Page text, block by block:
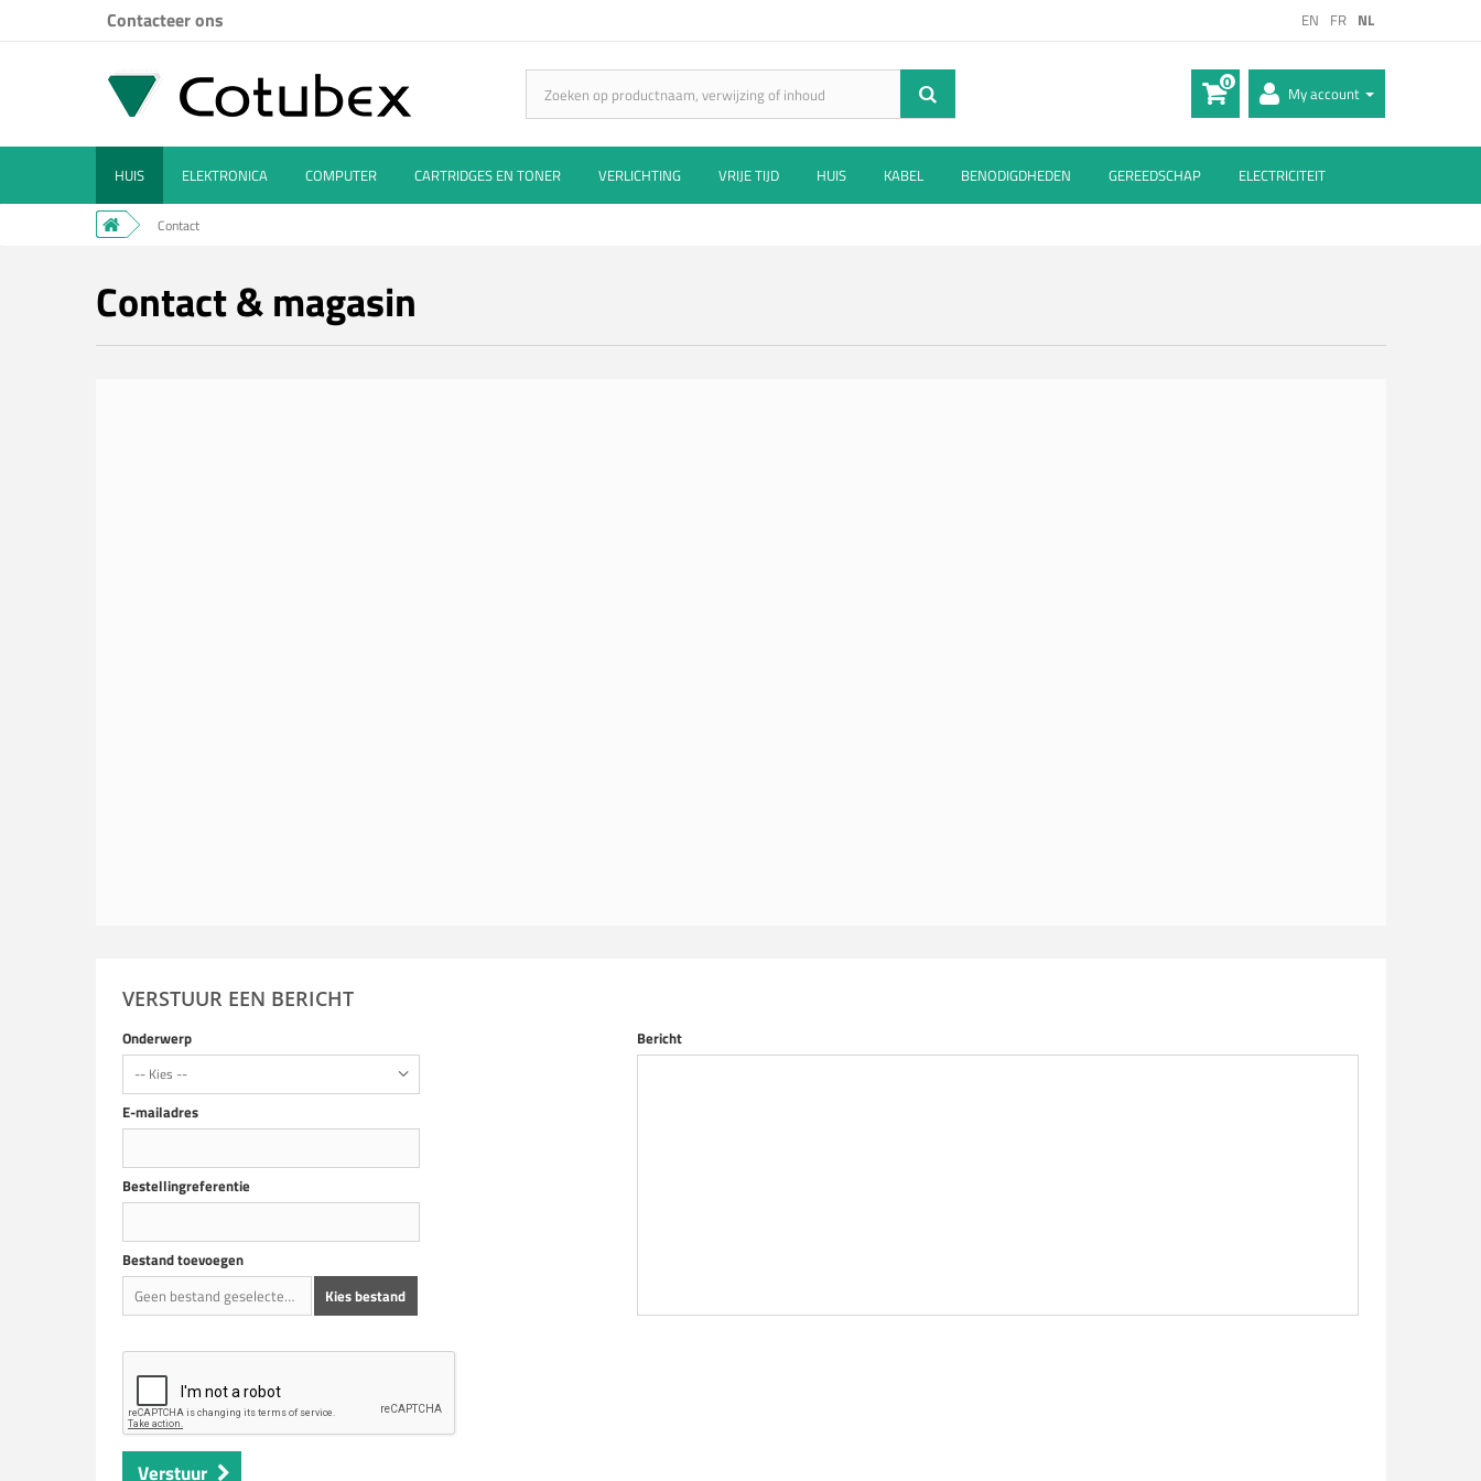
EN FR NL
Contacteer ons
My account
0
HUIS ELEKTRONICA COMPUTER CARTRIDGES EN TONER VERLICHTING VRIJE TIJD HUIS KABEL BENODIGDHEDEN GEREEDSCHAP ELECTRICITEIT
Contact
Contact & magasin
VERSTUUR EEN BERICHT
Onderwerp
-- Kies --
E-mailadres
Bestellingreferentie
Bestand toevoegen
Geen bestand geselecteerd
Kies bestand
Bericht
Verstuur